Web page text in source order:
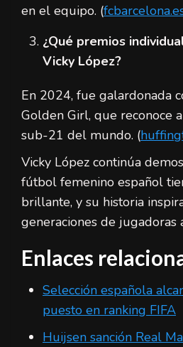
en el equipo. (
¿Qué premios
Vicky López?
En 2024, fue galardonada
Golden Girl, que reconoce
sub-21 del mundo. (
Vicky López continúa
fútbol femenino español
brillante, y su historia
generaciones de jugadoras
Enlaces
Selección española
puesto en ranking FIFA
Huijsen sanción Real